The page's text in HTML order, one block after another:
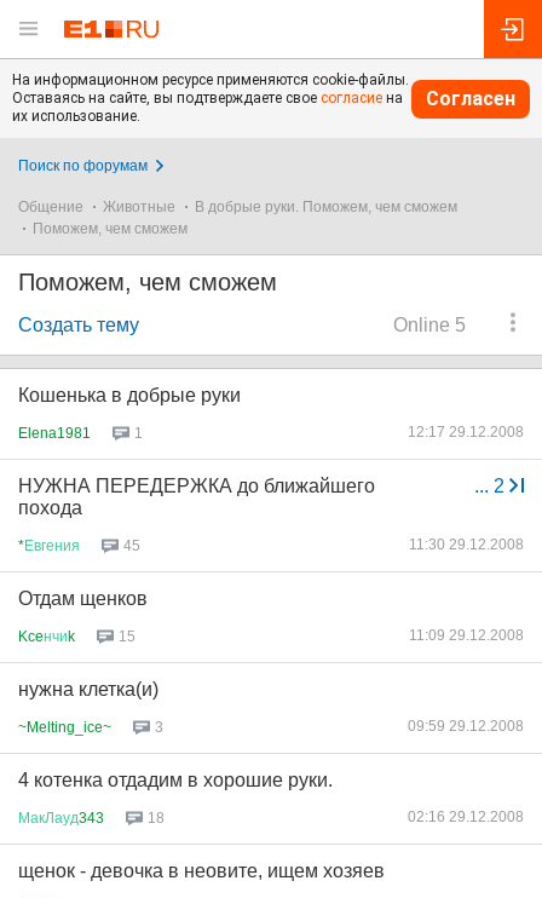
На информационном ресурсе применяются cookie-файлы.
Оставаясь на сайте, вы подтверждаете свое согласие на
их использование.
Согласен
Поиск по форумам
Общение Животные
В добрые руки. Поможем, чем сможем
Поможем, чем сможем
Поможем, чем сможем
Online 5
Создать тему
Кошенька в добрые руки
Elena1981 1 12:17 29.12.2008
... 2
НУЖНА ПЕРЕДЕРЖКА до ближайшего
похода
*Евгения 45 11:30 29.12.2008
Отдам щенков
Kceнчиk 15 11:09 29.12.2008
нужна клетка(и)
~Melting_ice~ 3 09:59 29.12.2008
4 котенка отдадим в хорошие руки.
МакЛауд343 18 02:16 29.12.2008
щенок - девочка в неовите, ищем хозяев